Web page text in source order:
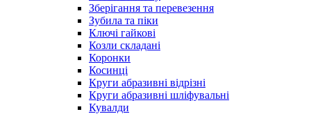
Зберігання та перевезення
Зубила та піки
Ключі гайкові
Козли складані
Коронки
Косинці
Круги абразивні відрізні
Круги абразивні шліфувальні
Кувалди